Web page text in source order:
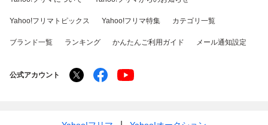
Yahoo!フリマトピックス Yahoo!フリマ特集 カテゴリ一覧
ブランド一覧 ランキング かんたんご利用ガイド メール通知設定
公式アカウント